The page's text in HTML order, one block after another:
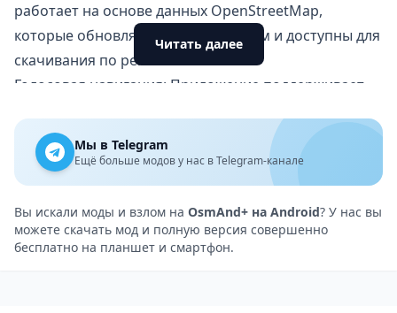
работает на основе данных OpenStreetMap,
которые обновляются сообществом и доступны для
скачивания по регионам.
Голосовая навигация: Приложение поддерживает
автомобильной, пешеходной и велосипедной
навигации. Это упрощает процесс следования по
маршруту без необходимости постоянно смотреть
на экран.
Навигация по точкам интереса (POI): OsmAnd+
включает большое количество точек интереса,
Читать далее
Мы в Telegram
Ещё больше модов у нас в Telegram-канале
Вы искали моды и взлом на OsmAnd+ на Android? У нас вы
можете скачать мод и полную версия совершенно
бесплатно на планшет и смартфон.